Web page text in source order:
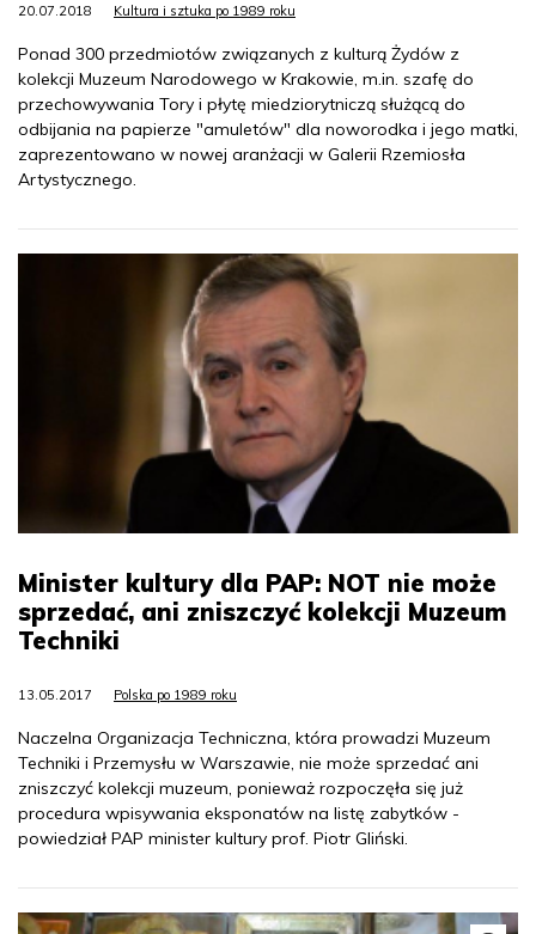
20.07.2018 Kultura i sztuka po 1989 roku
Ponad 300 przedmiotów związanych z kulturą Żydów z
kolekcji Muzeum Narodowego w Krakowie, m.in. szafę do
przechowywania Tory i płytę miedziorytniczą służącą do
odbijania na papierze "amuletów" dla noworodka i jego matki,
zaprezentowano w nowej aranżacji w Galerii Rzemiosła
Artystycznego.
Minister kultury dla PAP: NOT nie może
sprzedać, ani zniszczyć kolekcji Muzeum
Techniki
13.05.2017 Polska po 1989 roku
Naczelna Organizacja Techniczna, która prowadzi Muzeum
Techniki i Przemysłu w Warszawie, nie może sprzedać ani
zniszczyć kolekcji muzeum, ponieważ rozpoczęła się już
procedura wpisywania eksponatów na listę zabytków -
powiedział PAP minister kultury prof. Piotr Gliński.